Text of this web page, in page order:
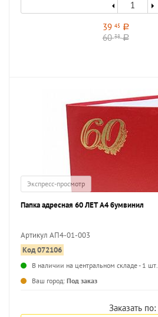
39 45 a
6038 a
Экспресс-просмотр
Папка адресная 60 ЛЕТ А4 бумвинил
Артикул АП4-01-003
Код 072106
В наличии на центральном складе - 1 шт.
Ваш город: Под заказ
Заказать по: